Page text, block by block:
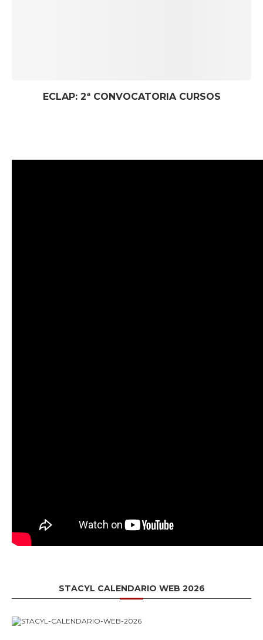
ECLAP: 2ª CONVOCATORIA CURSOS
STACYL CALENDARIO WEB 2026